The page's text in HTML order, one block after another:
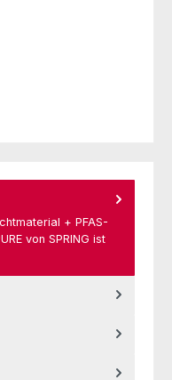
+ PFAS-
von SPRING ist